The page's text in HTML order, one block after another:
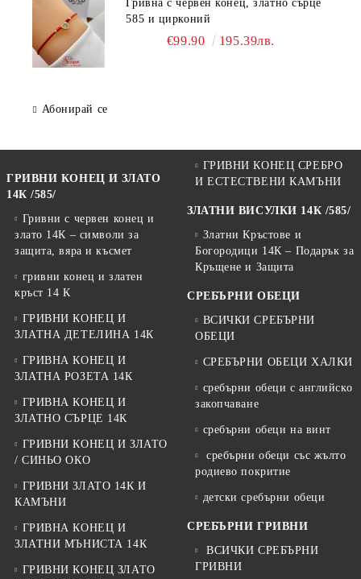
Гривна с червен конец, златно сърце
585 и цирконий
€99.90 195.39лв.
Абонирай се
ГРИВНИ КОНЕЦ И ЗЛАТО
14К /585/
Гривни с червен конец и
злато 14К – символи за
защита, вяра и късмет
гривни конец и златен
кръст 14 К
ГРИВНИ КОНЕЦ И
ЗЛАТНА ДЕТЕЛИНА 14К
ГРИВНА КОНЕЦ И
ЗЛАТНА РОЗЕТА 14К
ГРИВНА КОНЕЦ И
ЗЛАТНО СЪРЦЕ 14К
ГРИВНИ КОНЕЦ И ЗЛАТО
/ СИНЬО ОКО
ГРИВНИ ЗЛАТО 14К И
КАМЪНИ
ГРИВНА КОНЕЦ И
ЗЛАТНИ МЪНИСТА 14К
ГРИВНИ КОНЕЦ ЗЛАТО
ГРИВНИ КОНЕЦ СРЕБРО
И ЕСТЕСТВЕНИ КАМЪНИ
ЗЛАТНИ ВИСУЛКИ 14К /585/
Златни Кръстове и
Богородици 14К – Подарък за
Кръщене и Защита
СРЕБЪРНИ ОБЕЦИ
ВСИЧКИ СРЕБЪРНИ
ОБЕЦИ
СРЕБЪРНИ ОБЕЦИ ХАЛКИ
сребърни обеци с английско
закопчаване
сребърни обеци на винт
сребърни обеци със жълто
родиево покритие
детски сребърни обеци
СРЕБЪРНИ ГРИВНИ
ВСИЧКИ СРЕБЪРНИ
ГРИВНИ